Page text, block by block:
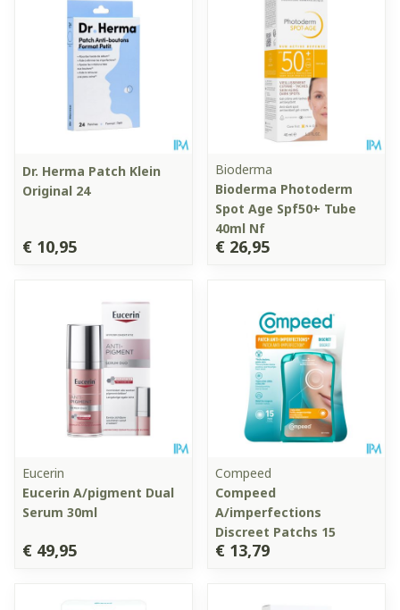
Dr. Herma Patch Klein
Original 24
€ 10,95
Bioderma
Bioderma Photoderm
Spot Age Spf50+ Tube
40ml Nf
€ 26,95
Eucerin
Eucerin A/pigment Dual
Serum 30ml
€ 49,95
Compeed
Compeed
A/imperfections
Discreet Patchs 15
€ 13,79